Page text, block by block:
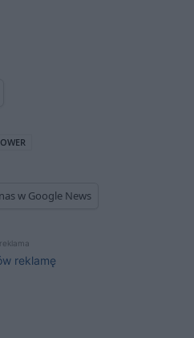
w Google News
reklama
reklamę